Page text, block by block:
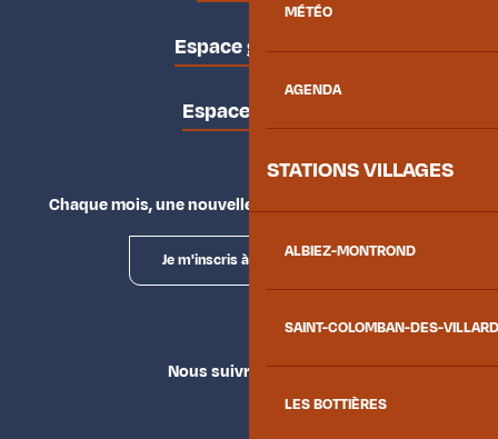
MÉTÉO
AGENDA
STATIONS VILLAGES
ALBIEZ-MONTROND
SAINT-COLOMBAN-DES-
LES BOTTIÈRES
Espace groupes
Espace presse
Chaque mois, une nouvelle façon d'explorer la vallée.
Je m'inscris à la newsletter
Nous suivre